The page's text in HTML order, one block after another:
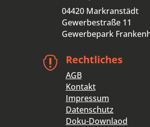
04420 Markranstädt
Gewerbestraße 11
Gewerbepark
 Rechtliches
AGB
Kontakt
Impressum
Datenschutz
Doku-Downlaod